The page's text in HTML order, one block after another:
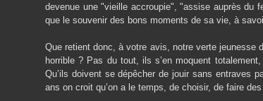
devenue une "vieille accroupie", "assise auprès du
que le souvenir des bons moments de sa vie, à
Que retient donc, à votre avis, notre verte jeunesse
horrible ? Pas du tout, ils s’en moquent
Qu’ils doivent se dépêcher de jouir sans entraves
ans on croit qu’on a le temps, de choisir, de faire